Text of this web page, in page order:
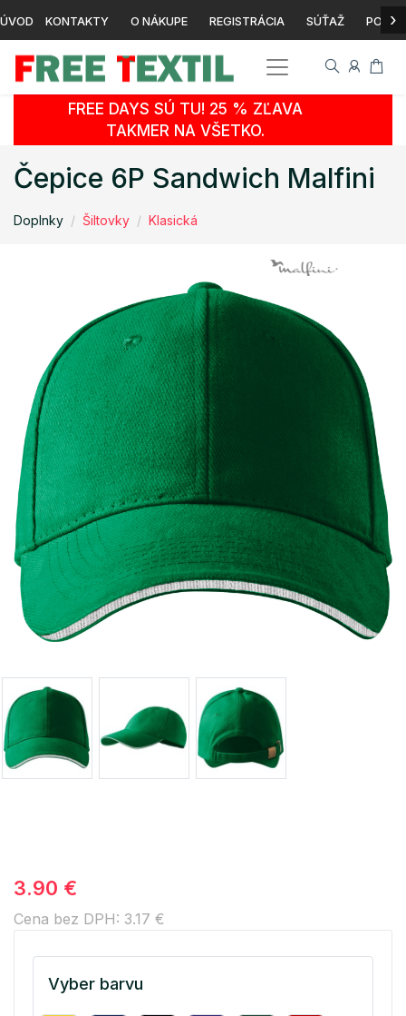
ÚVOD KONTAKTY O NÁKUPE REGISTRÁCIA SÚŤAŽ ›
FREE DAYS SÚ TU! 25 % ZĽAVA
TAKMER NA VŠETKO.
Čepice 6P Sandwich Malfini
Doplnky Šiltovky Klasická
3.90 €
Cena bez DPH: 3.17 €
Vyber barvu